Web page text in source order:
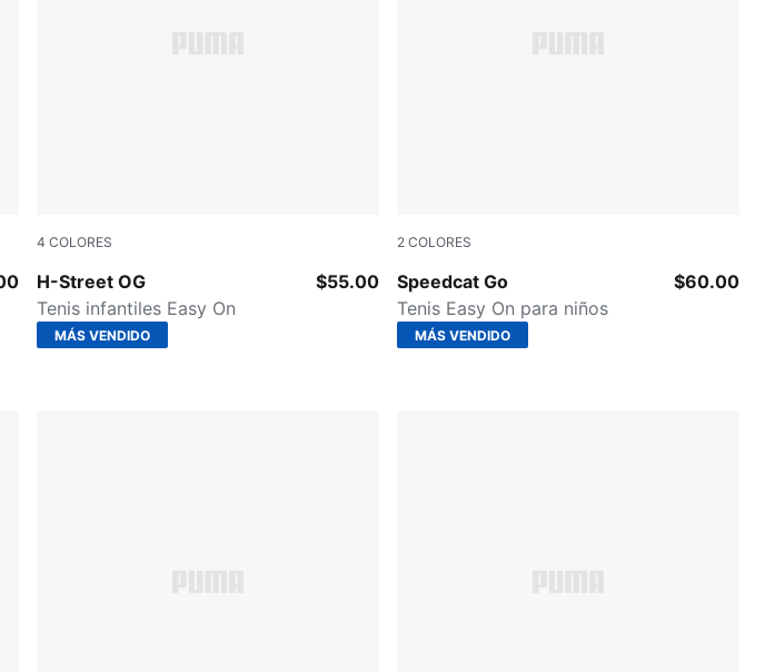
4 COLORES
H-Street OG
Frosted Ivory-PUMA Silver
Tenis infantiles Easy On
$55.00
MÁS VENDIDO
2 COLORES
Speedcat Go
Poised Pink-Warm White-Mauve Mist
Tenis Easy On para niños
$60.00
MÁS VENDIDO